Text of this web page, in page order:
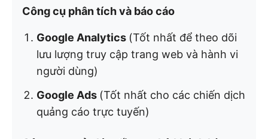
Công cụ phân tích và báo cáo
Google Analytics (Tốt nhất để theo dõi
lưu lượng truy cập trang web và hành vi
người dùng)
Google Ads (Tốt nhất cho các chiến dịch
quảng cáo trực tuyến)